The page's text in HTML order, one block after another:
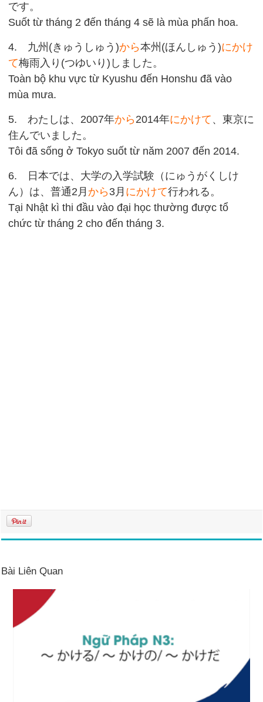
です。
Suốt từ tháng 2 đến tháng 4 sẽ là mùa phấn hoa.
4. 九州(きゅうしゅう)から本州(ほんしゅう)にかけ
て梅雨入り(つゆいり)しました。
Toàn bộ khu vực từ Kyushu đến Honshu đã vào
mùa mưa.
5. わたしは、2007年から2014年にかけて 、東京に
住んでいました。
Tôi đã sống ở Tokyo suốt từ năm 2007 đến 2014.
6. 日本では、大学の入学試験（にゅうがくしけ
ん）は、普通2月から3月 にかけて行われる。
Tại Nhật kì thi đầu vào đại học thường được tổ
chức từ tháng 2 cho đến tháng 3.
Bài Liên Quan